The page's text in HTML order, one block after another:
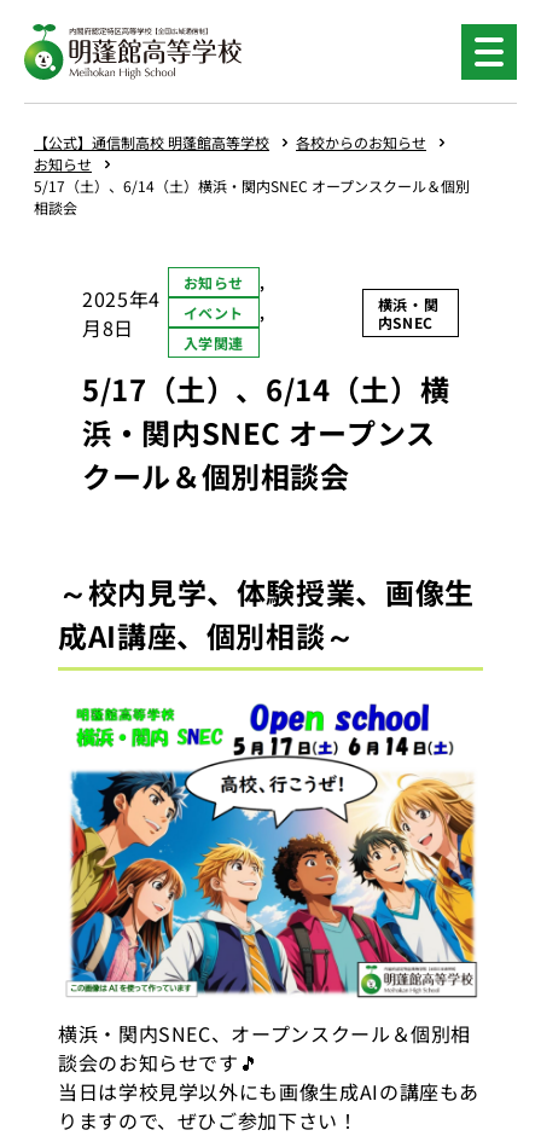
容
を
ス
【公式】通信制高校 明蓬館高等学校
各校からのお知らせ
お知らせ
5/17（土）、6/14（土）横浜・関内SNEC オープンスクール＆個別
相談会
2025年4
月8日
お知らせ
,
イベント
,
入学関連
横浜・関
内SNEC
5/17（土）、6/14（土）横
浜・関内SNEC オープンス
クール＆個別相談会
～校内見学、体験授業、画像生
成AI講座、個別相談～
横浜・関内SNEC、オープンスクール＆個別相
談会のお知らせです🎵
当日は学校見学以外にも画像生成AIの講座もあ
りますので、ぜひご参加下さい！